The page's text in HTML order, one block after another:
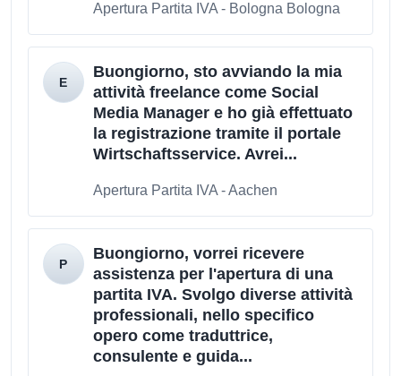
Apertura Partita IVA - Bologna Bologna
Buongiorno, sto avviando la mia
attività freelance come Social
Media Manager e ho già effettuato
la registrazione tramite il portale
Wirtschaftsservice. Avrei...
Apertura Partita IVA - Aachen
Buongiorno, vorrei ricevere
assistenza per l'apertura di una
partita IVA. Svolgo diverse attività
professionali, nello specifico
opero come traduttrice,
consulente e guida...